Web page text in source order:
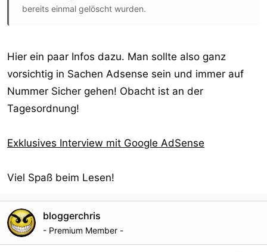
bereits einmal gelöscht wurden.
Hier ein paar Infos dazu. Man sollte also ganz
vorsichtig in Sachen Adsense sein und immer auf
Nummer Sicher gehen! Obacht ist an der
Tagesordnung!
Exklusives Interview mit Google AdSense
Viel Spaß beim Lesen!
bloggerchris
- Premium Member -